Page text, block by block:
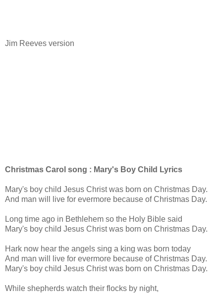
Jim Reeves version
Christmas Carol song : Mary's Boy Child Lyrics
Mary's boy child Jesus Christ was born on Christmas Day.
And man will live for evermore because of Christmas Day.
Long time ago in Bethlehem so the Holy Bible said
Mary's boy child Jesus Christ was born on Christmas Day.
Hark now hear the angels sing a king was born today
And man will live for evermore because of Christmas Day.
Mary's boy child Jesus Christ was born on Christmas Day.
While shepherds watch their flocks by night,